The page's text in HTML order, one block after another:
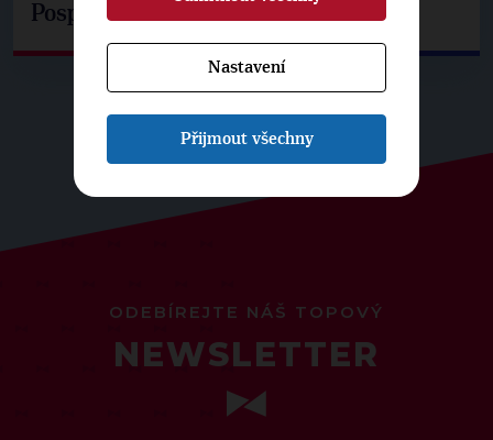
Pospíšil: Je tu pachuť
ODEBÍREJTE NÁŠ TOPOVÝ
NEWSLETTER
Nastavení
Přijmout všechny